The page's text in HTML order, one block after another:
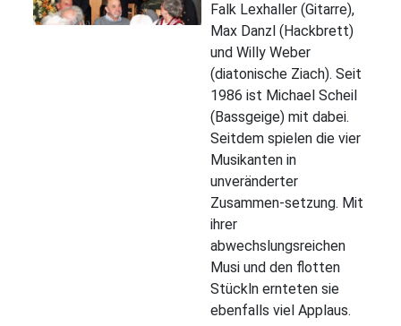
Falk Lexhaller (Gitarre),
Max Danzl (Hackbrett)
und Willy Weber
(diatonische Ziach). Seit
1986 ist Michael Scheil
(Bassgeige) mit dabei.
Seitdem spielen die vier
Musikanten in
unveränderter
Zusammen-setzung. Mit
ihrer
abwechslungsreichen
Musi und den flotten
Stückln ernteten sie
ebenfalls viel Applaus.